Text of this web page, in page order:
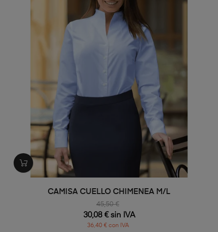
CAMISA CUELLO CHIMENEA M/L
45,50 €
30,08 € sin IVA
36,40 € con IVA